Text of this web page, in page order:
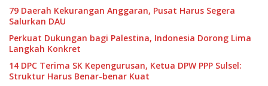
79 Daerah Kekurangan Anggaran, Pusat Harus Segera
Salurkan DAU
Perkuat Dukungan bagi Palestina, Indonesia Dorong Lima
Langkah Konkret
14 DPC Terima SK Kepengurusan, Ketua DPW PPP Sulsel:
Struktur Harus Benar-benar Kuat